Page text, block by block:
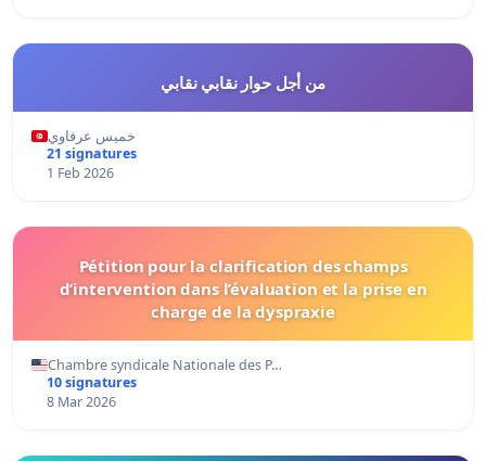
من أجل حوار نقابي نقابي
خميس عرفاوي
21 signatures
1 Feb 2026
Pétition pour la clarification des champs
d’intervention dans l’évaluation et la prise en
charge de la dyspraxie
Chambre syndicale Nationale des P…
10 signatures
8 Mar 2026